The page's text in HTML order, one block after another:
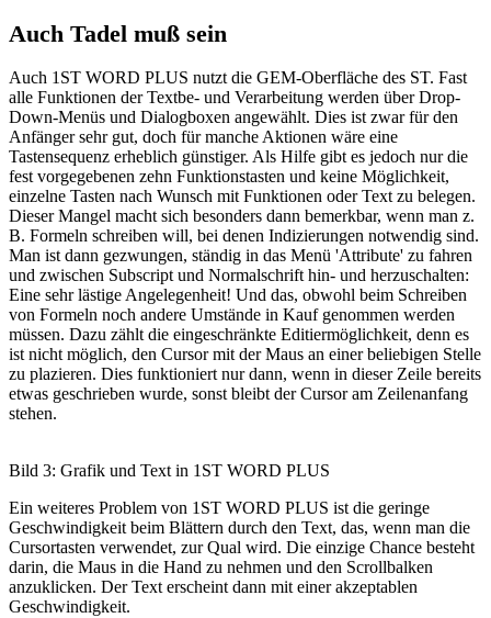
Auch Tadel muß sein
Auch 1ST WORD PLUS nutzt die GEM-Oberfläche des ST. Fast
alle Funktionen der Textbe- und Verarbeitung werden über Drop-
Down-Menüs und Dialogboxen angewählt. Dies ist zwar für den
Anfänger sehr gut, doch für manche Aktionen wäre eine
Tastensequenz erheblich günstiger. Als Hilfe gibt es jedoch nur die
fest vorgegebenen zehn Funktionstasten und keine Möglichkeit,
einzelne Tasten nach Wunsch mit Funktionen oder Text zu belegen.
Dieser Mangel macht sich besonders dann bemerkbar, wenn man z.
B. Formeln schreiben will, bei denen Indizierungen notwendig sind.
Man ist dann gezwungen, ständig in das Menü 'Attribute' zu fahren
und zwischen Subscript und Normalschrift hin- und herzuschalten:
Eine sehr lästige Angelegenheit! Und das, obwohl beim Schreiben
von Formeln noch andere Umstände in Kauf genommen werden
müssen. Dazu zählt die eingeschränkte Editiermöglichkeit, denn es
ist nicht möglich, den Cursor mit der Maus an einer beliebigen Stelle
zu plazieren. Dies funktioniert nur dann, wenn in dieser Zeile bereits
etwas geschrieben wurde, sonst bleibt der Cursor am Zeilenanfang
stehen.
Bild 3: Grafik und Text in 1ST WORD PLUS
Ein weiteres Problem von 1ST WORD PLUS ist die geringe
Geschwindigkeit beim Blättern durch den Text, das, wenn man die
Cursortasten verwendet, zur Qual wird. Die einzige Chance besteht
darin, die Maus in die Hand zu nehmen und den Scrollbalken
anzuklicken. Der Text erscheint dann mit einer akzeptablen
Geschwindigkeit.